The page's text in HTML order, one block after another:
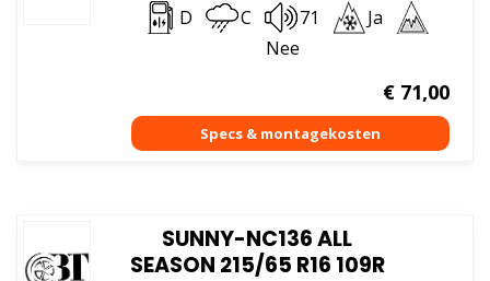
D C 71
Ja
Nee
€71,00
SUNNY-NC136 ALL
SEASON 215/65 R16 109R